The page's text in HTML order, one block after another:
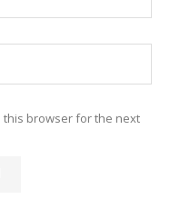
this browser for the next